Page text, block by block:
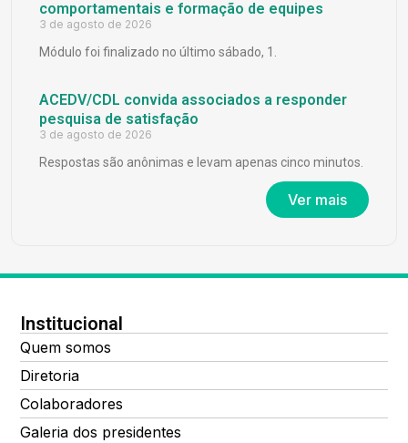
comportamentais e formação de equipes
3 de agosto de 2026
Módulo foi finalizado no último sábado, 1.
ACEDV/CDL convida associados a responder
pesquisa de satisfação
3 de agosto de 2026
Respostas são anônimas e levam apenas cinco minutos.
Ver mais
Institucional
Quem somos
Diretoria
Colaboradores
Galeria dos presidentes